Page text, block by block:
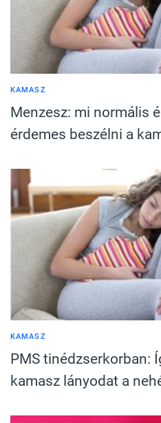
KAMASZ
Menzesz: mi normális
érdemes beszélni a
KAMASZ
PMS tinédzserkorban:
kamasz lányodat a